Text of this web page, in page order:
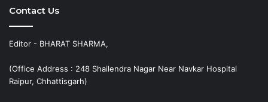
Contact Us
Editor - BHARAT SHARMA,
(Office Address : 248 Shailendra Nagar Near Navkar Hospital
Raipur, Chhattisgarh)